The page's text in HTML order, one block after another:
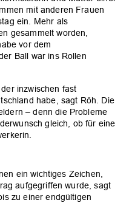
mit anderen Frauen
ein. Mehr als
gesammelt worden,
vor dem
Ball war ins Rollen
inzwischen fast
habe, sagt Röh. Die
– denn die Probleme
gleich, ob für eine
ein wichtiges Zeichen,
aufgegriffen wurde, sagt
zu einer endgültigen